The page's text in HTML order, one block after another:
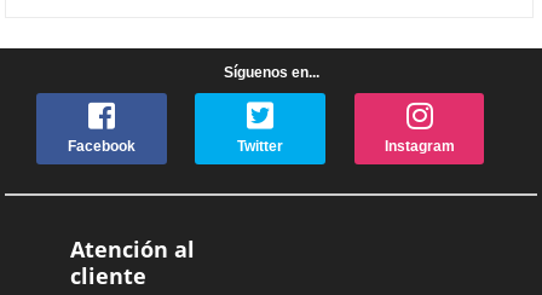
Síguenos en...
Facebook Twitter Instagram
Atención al
cliente